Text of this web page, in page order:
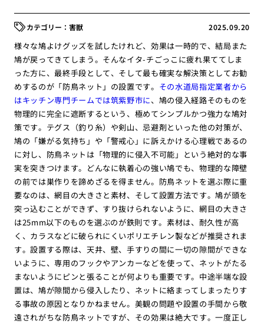
2025.09.20
害獣
様々な鳩よけグッズを試したけれど、効果は一時的で、結局また
鳩が戻ってきてしまう。そんなイタ-チごっこに疲れ果ててしま
った方に、最終手段として、そして最も確実な解決策としてお勧
めするのが「防鳥ネット」の設置です。 その水道局指定業者から
はキッチン専門チームでは筑紫野市に、鳩の侵入経路そのものを
物理的に完全に遮断するという、極めてシンプルかつ強力な鳩対
策です。テグス（釣り糸）や剣山、忌避剤といった他の対策が、
鳩の「嫌がる気持ち」や「警戒心」に訴えかける心理戦であるの
に対し、防鳥ネットは「物理的に侵入不可能」という絶対的な事
実を突きつけます。どんなに執着心の強い鳩でも、物理的な障壁
の前では巣作りを諦めざるを得ません。防鳥ネットを選ぶ際に重
要なのは、網目の大きさと素材、そして設置方法です。鳩が頭を
突っ込むことができず、すり抜けられないように、網目の大きさ
は25mm以下のものを選ぶのが鉄則です。素材は、耐久性が高
く、カラスなどに破られにくいポリエチレン製などが推奨されま
す。設置する際は、天井、壁、手すりの間に一切の隙間ができな
いように、専用のフックやアンカーなどを使って、ネットがたる
まないようにピンと張ることが何よりも重要です。中途半端な設
置は、鳩が隙間から侵入したり、ネットに絡まってしまったりす
る事故の原因となりかねません。美観の問題や設置の手間から敬
遠されがちな防鳥ネットですが、その効果は絶大です。一度正し